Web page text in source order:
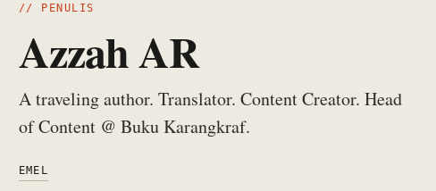
// PENULIS
Azzah AR
A traveling author. Translator. Content Creator. Head
of Content @ Buku Karangkraf.
EMEL